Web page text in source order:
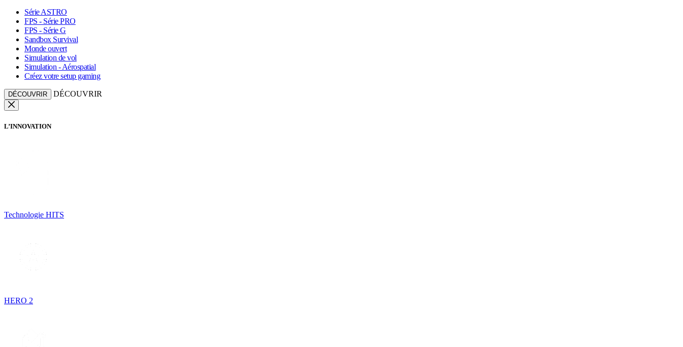
Série ASTRO
FPS - Série PRO
FPS - Série G
Sandbox Survival
Monde ouvert
Simulation de vol
Simulation - Aérospatial
Créez votre setup gaming
DÉCOUVRIR DÉCOUVRIR
L’INNOVATION
Technologie HITS
HERO 2